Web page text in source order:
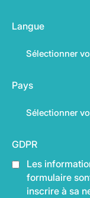
Langue
Pays
GDPR
Les
formulaire
inscrire à sa